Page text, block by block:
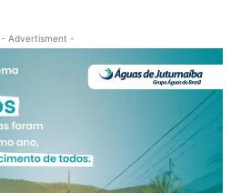
- Advertisment -